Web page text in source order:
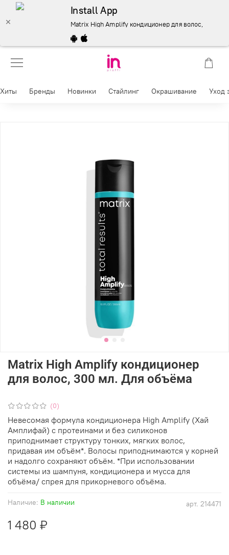
Install App
Matrix High Amplify кондиционер для волос, 300
Хиты Бренды Новинки Стайлинг Окрашивание Уход
(0)
арт. 214471
Наличие: В наличии
Matrix High Amplify кондиционер
для волос, 300 мл. Для объёма
1 480 ₽
Невесомая формула кондиционера High Amplify (Хай
Амплифай) с протеинами и без силиконов
приподнимает структуру тонких, мягких волос,
придавая им объём*. Волосы приподнимаются у корней
и надолго сохраняют объём. *При использовании
системы из шампуня, кондиционера и мусса для
объёма/ спрея для прикорневого объёма.